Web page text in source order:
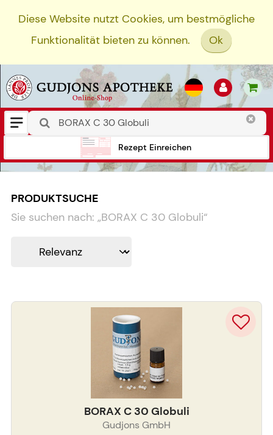
Diese Website nutzt Cookies, um bestmögliche
Funktionalität bieten zu können.
Ok
Rezept Einreichen
PRODUKTSUCHE
Sie suchen nach: „BORAX C 30 Globuli“
BORAX C 30 Globuli
Gudjons GmbH